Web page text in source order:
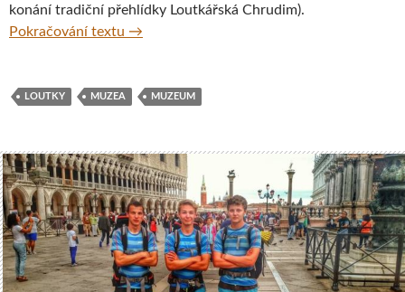
konání tradiční přehlídky Loutkářská Chrudim).
Pokračování textu Muzeum loutkářských kultur, Chrudim
→
LOUTKY MUZEA MUZEUM